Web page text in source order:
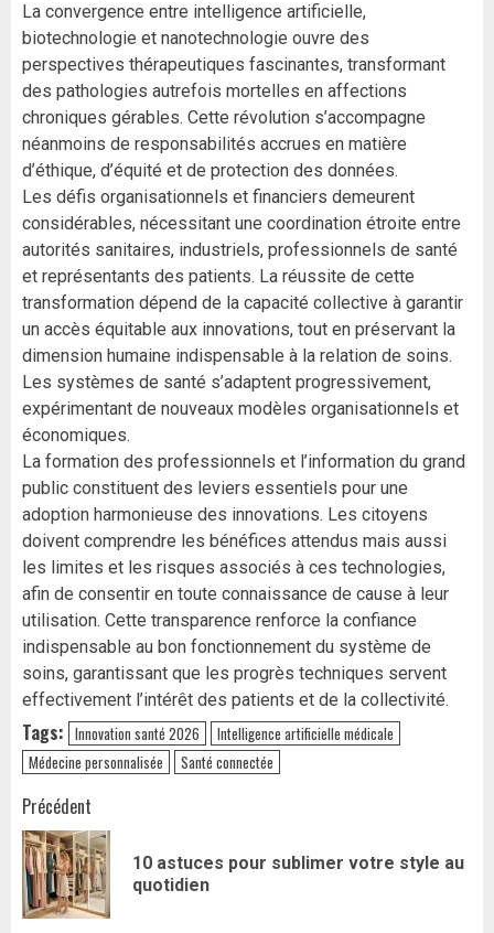
La convergence entre intelligence artificielle,
biotechnologie et nanotechnologie ouvre des
perspectives thérapeutiques fascinantes, transformant
des pathologies autrefois mortelles en affections
chroniques gérables. Cette révolution s’accompagne
néanmoins de responsabilités accrues en matière
d’éthique, d’équité et de protection des données.
Les défis organisationnels et financiers demeurent
considérables, nécessitant une coordination étroite entre
autorités sanitaires, industriels, professionnels de santé
et représentants des patients. La réussite de cette
transformation dépend de la capacité collective à garantir
un accès équitable aux innovations, tout en préservant la
dimension humaine indispensable à la relation de soins.
Les systèmes de santé s’adaptent progressivement,
expérimentant de nouveaux modèles organisationnels et
économiques.
La formation des professionnels et l’information du grand
public constituent des leviers essentiels pour une
adoption harmonieuse des innovations. Les citoyens
doivent comprendre les bénéfices attendus mais aussi
les limites et les risques associés à ces technologies,
afin de consentir en toute connaissance de cause à leur
utilisation. Cette transparence renforce la confiance
indispensable au bon fonctionnement du système de
soins, garantissant que les progrès techniques servent
effectivement l’intérêt des patients et de la collectivité.
Tags: Innovation santé 2026
Intelligence artificielle médicale
Médecine personnalisée
Santé connectée
Navigation
d’article
Précédent
10 astuces pour sublimer votre style au
quotidien